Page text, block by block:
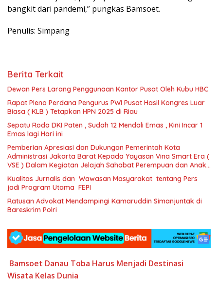
bangkit dari pandemi,” pungkas Bamsoet.
Penulis: Simpang
Berita Terkait
Dewan Pers Larang Penggunaan Kantor Pusat Oleh Kubu HBC
Rapat Pleno Perdana Pengurus PWI Pusat Hasil Kongres Luar
Biasa ( KLB ) Tetapkan HPN 2025 di Riau
Sepatu Roda DKI Paten , Sudah 12 Mendali Emas , Kini Incar 1
Emas lagi Hari ini
Pemberian Apresiasi dan Dukungan Pemerintah Kota
Administrasi Jakarta Barat Kepada Yayasan Vina Smart Era (
VSE ) Dalam Kegiatan Jelajah Sahabat Perempuan dan Anak (
SAPA )
Kualitas Jurnalis dan Wawasan Masyarakat tentang Pers
jadi Program Utama FEPI
Ratusan Advokat Mendampingi Kamaruddin Simanjuntak di
Bareskrim Polri
Bamsoet Danau Toba Harus Menjadi Destinasi
Wisata Kelas Dunia